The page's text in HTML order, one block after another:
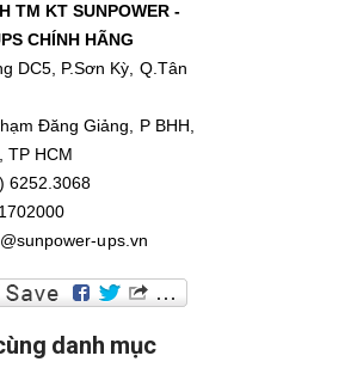
TM KT SUNPOWER -
CHÍNH HÃNG
DC5, P.Sơn Kỳ, Q.Tân
Đăng Giảng, P BHH,
TP HCM
6252.3068
ups.vn
danh mục